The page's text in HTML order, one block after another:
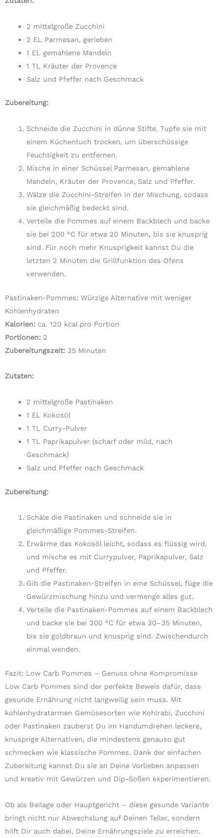
2 mittelgroße Zucchini
2 EL Parmesan, gerieben
1 EL gemahlene Mandeln
1 TL Kräuter der Provence
Salz und Pfeffer nach Geschmack
Zubereitung:
Schneide die Zucchini in dünne Stifte. Tupfe sie mit
einem Küchentuch trocken, um überschüssige
Feuchtigkeit zu entfernen.
Mische in einer Schüssel Parmesan, gemahlene
Mandeln, Kräuter der Provence, Salz und Pfeffer.
Wälze die Zucchini-Streifen in der Mischung, sodass
sie gleichmäßig bedeckt sind.
Verteile die Pommes auf einem Backblech und backe
sie bei 200 °C für etwa 20 Minuten, bis sie knusprig
sind. Für noch mehr Knusprigkeit kannst Du die
letzten 2 Minuten die Grillfunktion des Ofens
verwenden.
Pastinaken-Pommes: Würzige Alternative mit weniger
Kohlenhydraten
Kalorien: ca. 120 kcal pro Portion
Portionen: 2
Zubereitungszeit: 35 Minuten
Zutaten:
2 mittelgroße Pastinaken
1 EL Kokosöl
1 TL Curry-Pulver
1 TL Paprikapulver (scharf oder mild, nach
Geschmack)
Salz und Pfeffer nach Geschmack
Zubereitung:
Schäle die Pastinaken und schneide sie in
gleichmäßige Pommes-Streifen.
Erwärme das Kokosöl leicht, sodass es flüssig wird,
und mische es mit Currypulver, Paprikapulver, Salz
und Pfeffer.
Gib die Pastinaken-Streifen in eine Schüssel, füge die
Gewürzmischung hinzu und vermenge alles gut.
Verteile die Pastinaken-Pommes auf einem Backblech
und backe sie bei 200 °C für etwa 30–35 Minuten,
bis sie goldbraun und knusprig sind. Zwischendurch
einmal wenden.
Fazit: Low Carb Pommes – Genuss ohne Kompromisse
Low Carb Pommes sind der perfekte Beweis dafür, dass
gesunde Ernährung nicht langweilig sein muss. Mit
kohlenhydratarmen Gemüsesorten wie Kohlrabi, Zucchini
oder Pastinaken zauberst Du im Handumdrehen leckere,
knusprige Alternativen, die mindestens genauso gut
schmecken wie klassische Pommes. Dank der einfachen
Zubereitung kannst Du sie an Deine Vorlieben anpassen
und kreativ mit Gewürzen und Dip-Soßen experimentieren.
Ob als Beilage oder Hauptgericht – diese gesunde Variante
bringt nicht nur Abwechslung auf Deinen Teller, sondern
hilft Dir auch dabei, Deine Ernährungsziele zu erreichen.